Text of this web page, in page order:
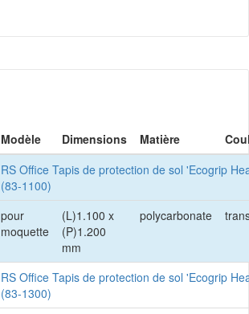
Modèle Dimensions Matière
RS Office Tapis de protection de sol 'Ecogrip
(83-1100)
pour
moquette
(L)1.100 x
(P)1.200
mm
polycarbonate
RS Office Tapis de protection de sol 'Ecogrip
(83-1300)